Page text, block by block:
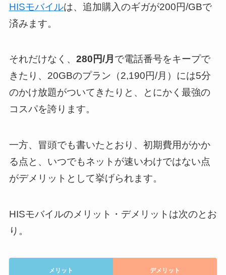
HISモバイルは、追加購入のギガが200円/GBで
済みます。
それだけなく、 280円/月 で電話番号をキープで
きたり、20GBのプラン（2,190円/月）には5分
のかけ放題がついてきたりと、とにかく最強の
コスパを誇ります。
一方、冒頭でも書いたとおり、初期費用がかか
る点と、いつでもネットが速いわけではない点
がデメリットとして挙げられます。
HISモバイルのメリット・デメリットは次のとお
り。
メリット デメリット